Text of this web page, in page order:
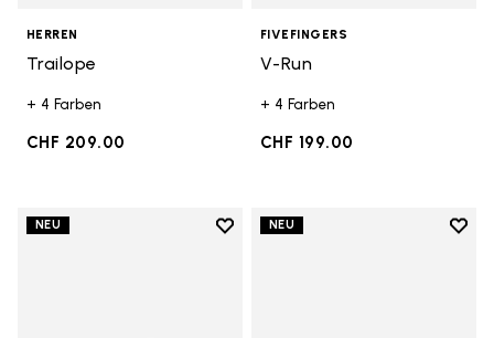
HERREN
Trailope
+ 4 Farben
CHF 209.00
FIVEFINGERS
V-Run
+ 4 Farben
CHF 199.00
NEU
Add to wishlist
NEU
Add